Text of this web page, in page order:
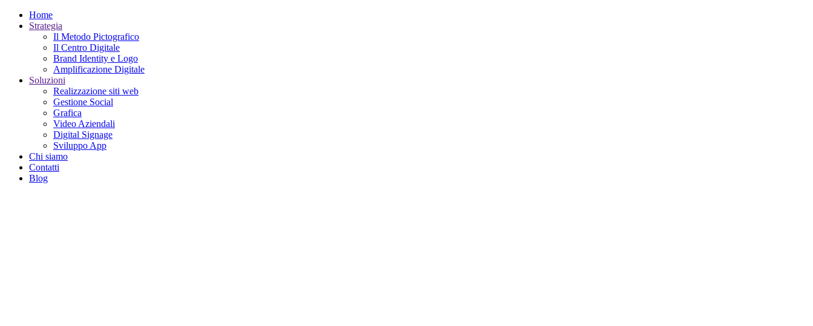
Home
Strategia
Il Metodo Pictografico
Il Centro Digitale
Brand Identity e Logo
Amplificazione Digitale
Soluzioni
Realizzazione siti web
Gestione Social
Grafica
Video Aziendali
Digital Signage
Sviluppo App
Chi siamo
Contatti
Blog